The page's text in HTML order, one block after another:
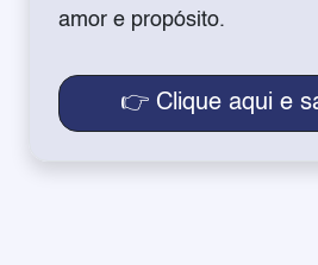
amor e propósito.
👉 Clique aqui e